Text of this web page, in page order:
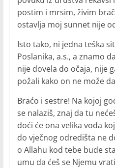
postim i mrsim, živim
ostavlja moj sunnet nije
Isto tako, ni jedna teška
Poslanika, a.s., a znamo
nije dovela do očaja, nije
požali kako on ne može
Braćo i sestre! Na kojoj
se nalaziš, znaj da tu
doći će ona velika voda
do vječnog odredišta ne
o Allahu kod tebe bude
umu da ćeš se Njemu